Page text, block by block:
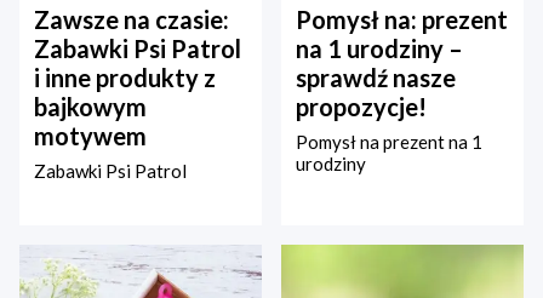
Zawsze na czasie:
Zabawki Psi Patrol
i inne produkty z
bajkowym
motywem
Zabawki Psi Patrol
Pomysł na: prezent
na 1 urodziny –
sprawdź nasze
propozycje!
Pomysł na prezent na 1
urodziny